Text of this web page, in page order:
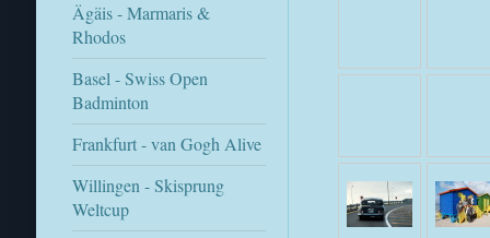
Ägäis - Marmaris &
Rhodos
Basel - Swiss Open
Badminton
Frankfurt - van Gogh Alive
Willingen - Skisprung
Weltcup